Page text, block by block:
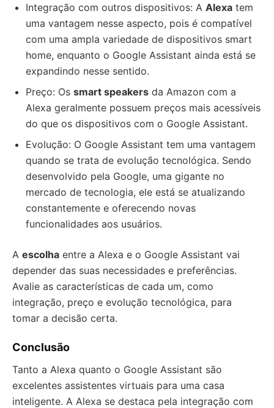
Integração com outros dispositivos: A Alexa tem
uma vantagem nesse aspecto, pois é compatível
com uma ampla variedade de dispositivos smart
home, enquanto o Google Assistant ainda está se
expandindo nesse sentido.
Preço: Os smart speakers da Amazon com a
Alexa geralmente possuem preços mais acessíveis
do que os dispositivos com o Google Assistant.
Evolução: O Google Assistant tem uma vantagem
quando se trata de evolução tecnológica. Sendo
desenvolvido pela Google, uma gigante no
mercado de tecnologia, ele está se atualizando
constantemente e oferecendo novas
funcionalidades aos usuários.
A escolha entre a Alexa e o Google Assistant vai
depender das suas necessidades e preferências.
Avalie as características de cada um, como
integração, preço e evolução tecnológica, para
tomar a decisão certa.
Conclusão
Tanto a Alexa quanto o Google Assistant são
excelentes assistentes virtuais para uma casa
inteligente. A Alexa se destaca pela integração com